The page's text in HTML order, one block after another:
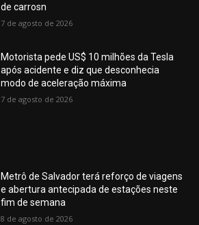
de carrosn
7 de agosto de 2026
Motorista pede US$ 10 milhões da Tesla
após acidente e diz que desconhecia
modo de aceleração máxima
7 de agosto de 2026
Metrô de Salvador terá reforço de viagens
e abertura antecipada de estações neste
fim de semana
8 de agosto de 2026